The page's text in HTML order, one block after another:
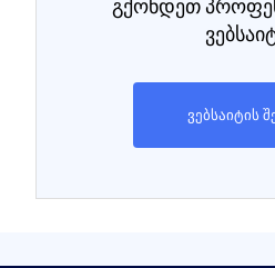
გქონდეთ
ვებსაიტის